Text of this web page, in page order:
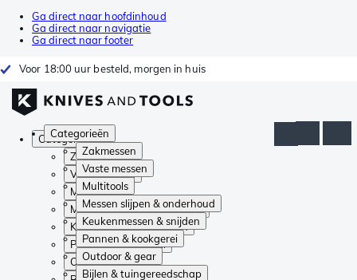
Ga direct naar hoofdinhoud
Ga direct naar navigatie
Ga direct naar footer
Voor 18:00 uur besteld, morgen in huis
Categorieën
Zakmessen
Vaste messen
Multitools
Messen slijpen & onderhoud
Keukenmessen & snijden
Pannen & kookgerei
Outdoor & gear
Bijlen & tuingereedschap
Categorieën
Zakmessen
Vaste messen
Multitools
Messen slijpen & onderhoud
Keukenmessen & snijden
Pannen & kookgerei
Outdoor & gear